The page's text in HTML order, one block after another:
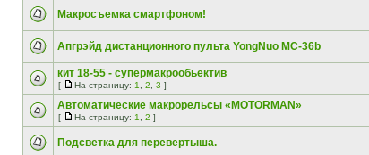
Макросъемка смартфоном!
Апгрэйд дистанционного пульта YongNuo MC-36b
кит 18-55 - супермакрообьектив
[ На страницу: 1 2 3 ]
Автоматические макрорельсы «MOTORMAN»
[ На страницу: 1 2 ]
Подсветка для перевертыша.